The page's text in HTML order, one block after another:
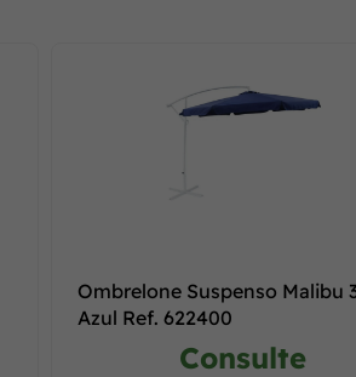
Ombrelone Suspenso Malibu
Azul Ref. 622400
Consulte